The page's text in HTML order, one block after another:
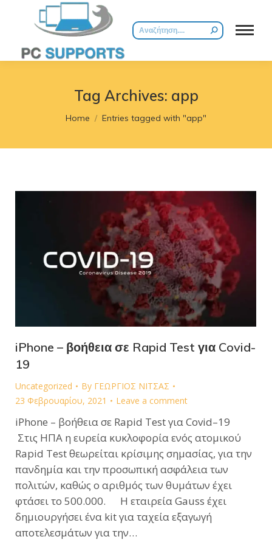
Search:
Tag Archives: app
You are here:
Home Entries tagged with "app"
iPhone – βοήθεια σε Rapid Test για Covid-
19
Uncategorized By ΓΕΩΡΓΙΟΣ ΝΙΤΣΑΣ
23 Φεβρουαρίου, 2021
Leave a comment
iPhone – βοήθεια σε Rapid Test για Covid–19
Στις ΗΠΑ η ευρεία κυκλοφορία ενός ατομικού
Rapid Test θεωρείται κρίσιμης σημασίας, για την
πανδημία και την προσωπική ασφάλεια των
πολιτών, καθώς ο αριθμός των θυμάτων έχει
φτάσει το 500.000. H εταιρεία Gauss έχει
δημιουργήσει ένα kit για ταχεία εξαγωγή
αποτελεσμάτων για την…